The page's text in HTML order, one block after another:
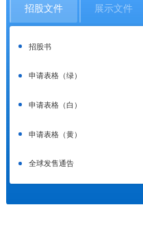
招股文件 展示文件
招股书
申请表格（绿）
申请表格（白）
申请表格（黄）
全球发售通告